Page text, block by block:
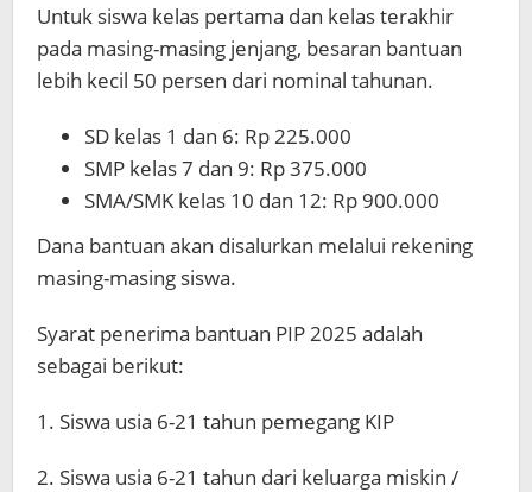
Untuk siswa kelas pertama dan kelas terakhir
pada masing-masing jenjang, besaran bantuan
lebih kecil 50 persen dari nominal tahunan.
SD kelas 1 dan 6: Rp 225.000
SMP kelas 7 dan 9: Rp 375.000
SMA/SMK kelas 10 dan 12: Rp 900.000
Dana bantuan akan disalurkan melalui rekening
masing-masing siswa.
Syarat penerima bantuan PIP 2025 adalah
sebagai berikut:
1. Siswa usia 6-21 tahun pemegang KIP
2. Siswa usia 6-21 tahun dari keluarga miskin /